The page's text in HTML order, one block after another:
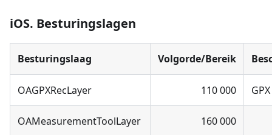
iOS. Besturingslagen
Besturingslaag Volgorde/Bereik
OAGPXRecLayer 110 000
OAMeasurementToolLayer 160 000